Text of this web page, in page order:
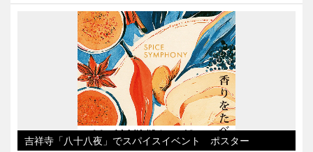
吉祥寺「八十八夜」でスパイスイベント ポスター